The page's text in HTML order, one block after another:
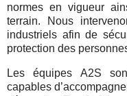
normes en vigueur
terrain. Nous
industriels afin de
protection des
Les équipes A2S
capables